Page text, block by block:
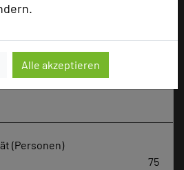
Alle akzeptieren
bewerten
(Personen)
75